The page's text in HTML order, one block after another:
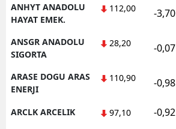
ANHYT ANADOLU
HAYAT EMEK.
112,00 -3,70
ANSGR ANADOLU
SIGORTA
28,20 -0,07
ARASE DOGU ARAS
ENERJI
110,90 -0,98
ARCLK ARCELIK 97,10 -0,92